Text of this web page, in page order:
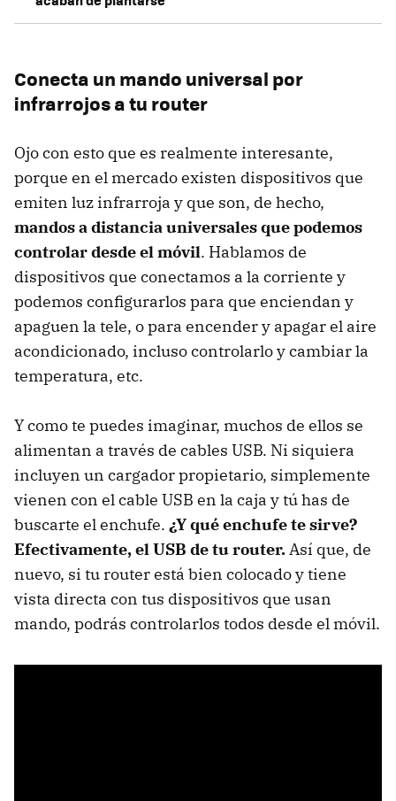
Conecta un mando universal por
infrarrojos a tu router
Ojo con esto que es realmente interesante,
porque en el mercado existen dispositivos que
emiten luz infrarroja y que son, de hecho,
mandos a distancia universales que podemos
controlar desde el móvil. Hablamos de
dispositivos que conectamos a la corriente y
podemos configurarlos para que enciendan y
apaguen la tele, o para encender y apagar el aire
acondicionado, incluso controlarlo y cambiar la
temperatura, etc.
Y como te puedes imaginar, muchos de ellos se
alimentan a través de cables USB. Ni siquiera
incluyen un cargador propietario, simplemente
vienen con el cable USB en la caja y tú has de
buscarte el enchufe. ¿Y qué enchufe te sirve?
Efectivamente, el USB de tu router.Así que, de
nuevo, si tu router está bien colocado y tiene
vista directa con tus dispositivos que usan
mando, podrás controlarlos todos desde el móvil.